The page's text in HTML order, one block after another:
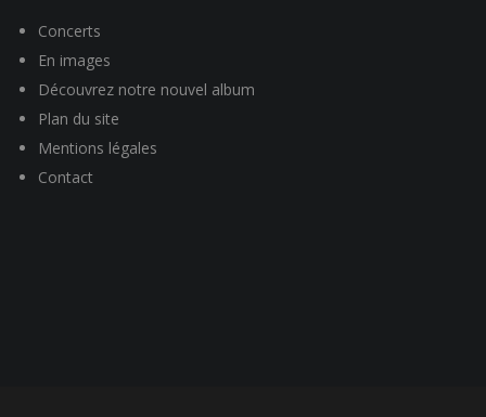
Concerts
En images
Découvrez notre nouvel album
Plan du site
Mentions légales
Contact